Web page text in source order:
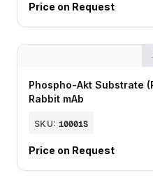
Price on Request
Phospho-Akt Substrate
Rabbit mAb
SKU: 10001S
Price on Request